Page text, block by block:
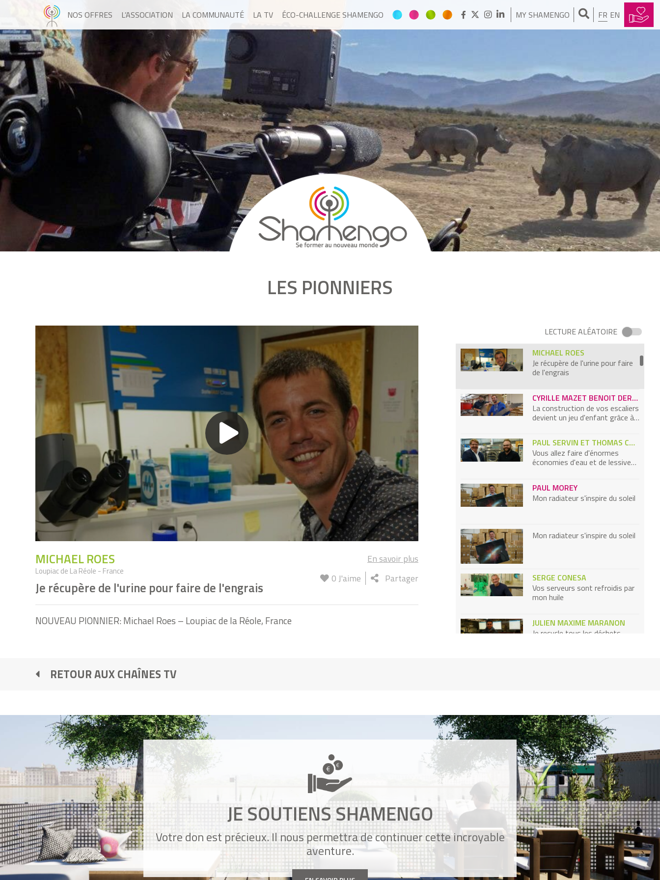
NOS OFFRES L’ASSOCIATION LA COMMUNAUTÉ LA TV ÉCO-CHALLENGE SHAMENGO MY SHAMENGO FR EN
LES PIONNIERS
Nathalie DANIEL - Echo-Mer
MICHAEL ROES
Loupiac de La Réole - France
Je récupère de l'urine pour faire de l'engrais
En savoir plus
0 J'aime Partager
NOUVEAU PIONNIER: Michael Roes – Loupiac de la Réole, France
LECTURE ALÉATOIRE
bouteilles en verre usagé
BENOÎT TROUVÉ
J’ai crée un hybride entre le vélo
et la voiture à l’énergie solaire
JEAN DANIEL MULLER ET JEAN MICHEL RICARD
Pratiquez avec nous l'activité
physique adaptée, le passeport
santé du XXIème siècle !
OLIVIER JOFFRE
Je bloque naturellement vos
remontées capillaires
PATRICK BLANC
J'ai inventé le mur végétal
MICHAEL ROES
Je récupère de l'urine pour faire
de l'engrais
CYRILLE MAZET BENOIT DERVIEUX
La construction de vos escaliers
devient un jeu d'enfant grâce à
PAUL SERVIN ET THOMAS COBB
Vous allez faire d'énormes
économies d'eau et de lessive
PAUL MOREY
Mon radiateur s'inspire du soleil
Mon radiateur s'inspire du soleil
SERGE CONESA
Vos serveurs sont refroidis par
mon huile
JULIEN MAXIME MARANON
Je recycle tous les déchets
JOAQUIM HASCH
J'ai mis au point un aggloméré
100% biosourcé
KAYLI VEE LEVITAN
Notre magasin de rue permet
aux SDF de s'habiller
gratuitement
JEAN-LOUIS LOUVEL
L'écologie est une valeur visée à
mes palettes
ULYSSE HELLOUIN
Nous fabriquons des matériaux
avec les biodéchets urbains
RETOUR AUX CHAÎNES TV
JE SOUTIENS SHAMENGO
Votre don est précieux. Il nous permettra de continuer cette incroyable
aventure.